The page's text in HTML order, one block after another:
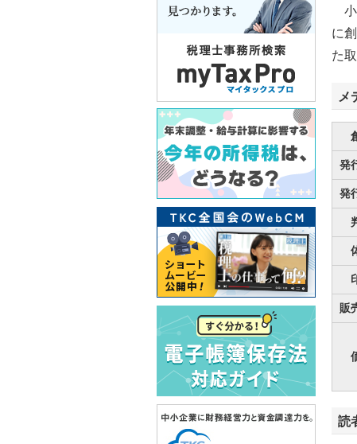
小
に
た
メ
発
発
販
読